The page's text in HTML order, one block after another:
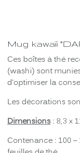
Mug kawaïï
Ces boîtes à thé
(washi) sont
d’optimiser la
Les décorations
Dimensions : 8,3 x
Contenance : 100